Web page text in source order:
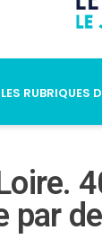
LES RUBRIQUES
par